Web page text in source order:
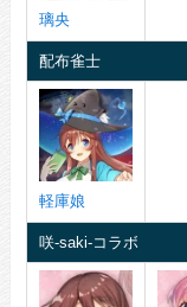
璃央
配布雀士
軽庫娘
咲-saki-コラボ